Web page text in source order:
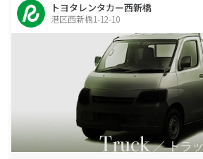
トヨタレンタカー西新橋
港区西新橋1-12-10